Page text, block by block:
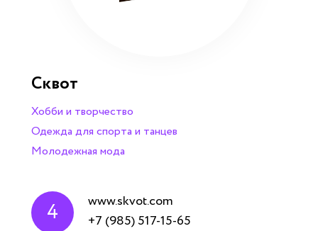
Сквот
Хобби и творчество
Одежда для спорта и танцев
Молодежная мода
4
www.skvot.com
+7 (985) 517-15-65